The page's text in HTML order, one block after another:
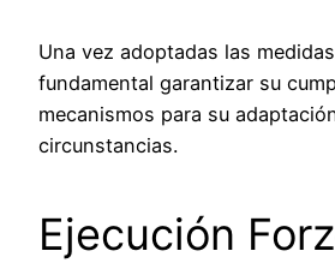
Una vez adoptadas las
fundamental garantizar su
mecanismos para su
circunstancias.
Ejecución